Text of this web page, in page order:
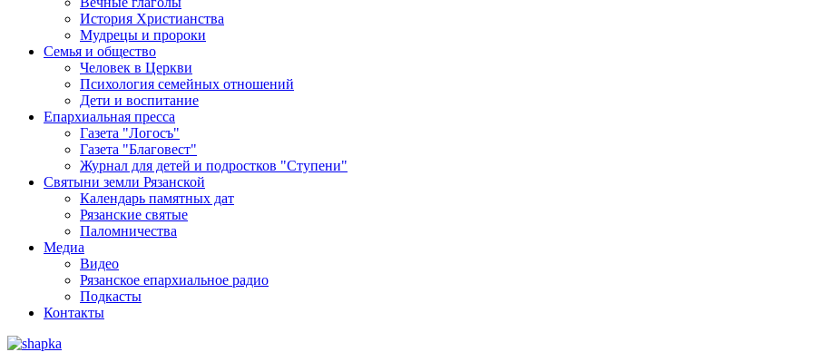
История Христианства
Мудрецы и пророки
Семья и общество
Человек в Церкви
Психология семейных отношений
Дети и воспитание
Епархиальная пресса
Газета "Логосъ"
Газета "Благовест"
Журнал для детей и подростков "Ступени"
Святыни земли Рязанской
Календарь памятных дат
Рязанские святые
Паломничества
Медиа
Видео
Рязанское епархиальное радио
Подкасты
Контакты